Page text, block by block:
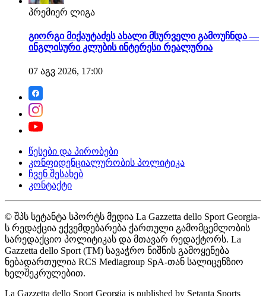
პრემიერ ლიგა
გიორგი მიქაუტაძეს ახალი მსურველი გამოუჩნდა —
ინგლისური კლუბის ინტერესი რეალურია
07 აგვ 2026, 17:00
წესები და პირობები
კონფიდენციალურობის პოლიტიკა
ჩვენ შესახებ
კონტაქტი
© შპს სეტანტა სპორტს მედია La Gazzetta dello Sport Georgia-
ს რედაქცია ექვემდებარება ქართული გამომცემლობის
სარედაქციო პოლიტიკას და მთავარ რედაქტორს. La
Gazzetta dello Sport (TM) სავაჭრო ნიშნის გამოყენება
ნებადართულია RCS Mediagroup SpA-თან სალიცენზიო
ხელშეკრულებით.
La Gazzetta dello Sport Georgia is published by Setanta Sports